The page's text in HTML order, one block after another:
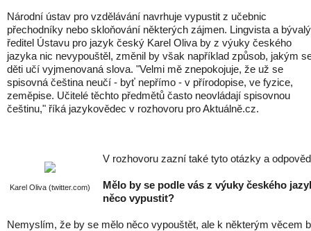
Národní ústav pro vzdělávání navrhuje vypustit z učebnic
přechodníky nebo skloňování některých zájmen. Lingvista a bývalý
ředitel Ústavu pro jazyk český Karel Oliva by z výuky českého
jazyka nic nevypouštěl, změnil by však například způsob, jakým
děti učí vyjmenovaná slova. "Velmi mě znepokojuje, že už se
spisovná čeština neučí - byť nepřímo - v přírodopise, ve fyzice,
zeměpise. Učitelé těchto předmětů často neovládají spisovnou
češtinu," říká jazykovědec v rozhovoru pro Aktuálně.cz.
Karel Oliva (twitter.com)
V rozhovoru zazní také tyto otázky a
Mělo by se podle vás z výuky českého
něco vypustit?
Nemyslím, že by se mělo něco vypouštět, ale k některým věcem